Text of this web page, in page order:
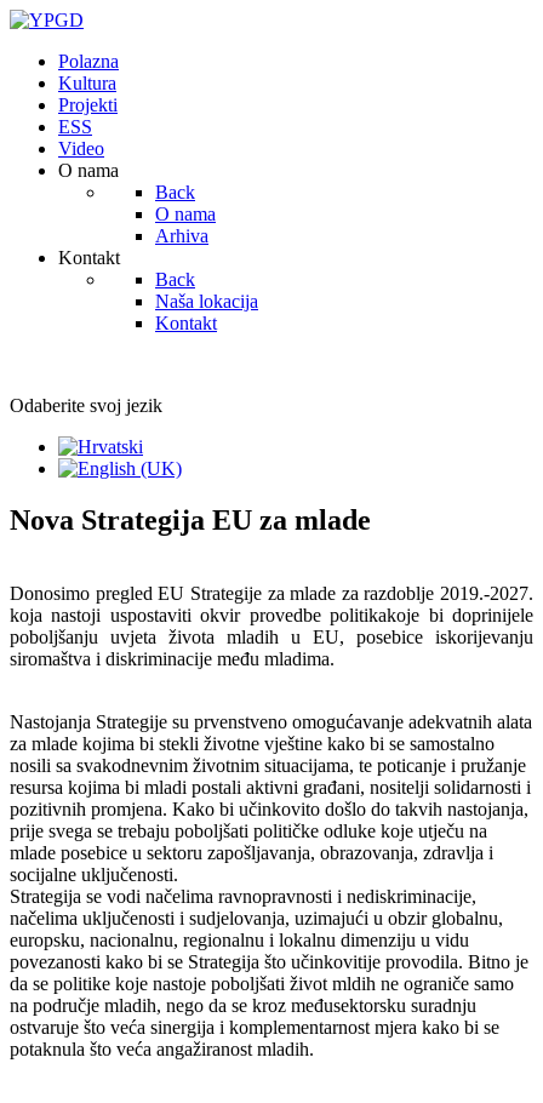
Polazna
Kultura
Projekti
ESS
Video
O nama
Back
O nama
Arhiva
Kontakt
Back
Naša lokacija
Kontakt
Odaberite svoj jezik
Nova Strategija EU za mlade
Donosimo pregled EU Strategije za mlade za razdoblje 2019.-2027.
koja nastoji uspostaviti okvir provedbe politikakoje bi doprinijele
poboljšanju uvjeta života mladih u EU, posebice iskorijevanju
siromaštva i diskriminacije među mladima.
Nastojanja Strategije su prvenstveno omogućavanje adekvatnih alata
za mlade kojima bi stekli životne vještine kako bi se samostalno
nosili sa svakodnevnim životnim situacijama, te poticanje i pružanje
resursa kojima bi mladi postali aktivni građani, nositelji solidarnosti i
pozitivnih promjena. Kako bi učinkovito došlo do takvih nastojanja,
prije svega se trebaju poboljšati političke odluke koje utječu na
mlade posebice u sektoru zapošljavanja, obrazovanja, zdravlja i
socijalne uključenosti.
Strategija se vodi načelima ravnopravnosti i nediskriminacije,
načelima uključenosti i sudjelovanja, uzimajući u obzir globalnu,
europsku, nacionalnu, regionalnu i lokalnu dimenziju u vidu
povezanosti kako bi se Strategija što učinkovitije provodila. Bitno je
da se politike koje nastoje poboljšati život mldih ne ograniče samo
na područje mladih, nego da se kroz međusektorsku suradnju
ostvaruje što veća sinergija i komplementarnost mjera kako bi se
potaknula što veća angažiranost mladih.